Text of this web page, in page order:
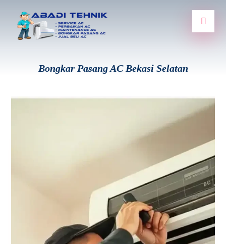
Bongkar Pasang AC Bekasi Selatan